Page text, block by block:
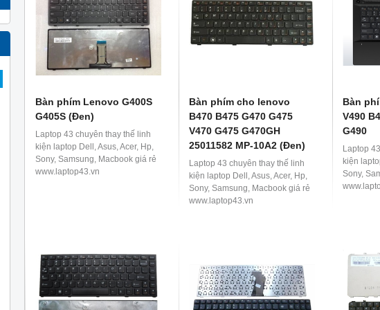
Asus Gaming TUF FX506 i5 10300H
– Ram 8GB – SSD 512GB – GTX
1650 4GB – 15.6'' FHD
Miễn phí vận chuyển nội thành Đà Nẵng
Asus VivoBook X415EA-EB638T
Core i3 1115G4/ Ram 4GB/
SSD512GB/ Màn Hình 14 FHD/Win10
Hỗ Trợ Thu Cũ Đổi Mới
Bàn phím Lenovo G400S
G405S (Đen)
Laptop 43 chuyên thay thế linh
kiện laptop Dell, Asus, Acer, Hp,
Sony, Samsung, Macbook giá rẻ
www.laptop43.vn
Bàn phím cho lenovo
B470 B475 G470 G475
V470 G475 G470GH
25011582 MP-10A2 (Đen)
Laptop 43 chuyên thay thế linh
kiện laptop Dell, Asus, Acer, Hp,
Sony, Samsung, Macbook giá rẻ
www.laptop43.vn
Bàn
V490
G490
Laptop
kiện
Sony,